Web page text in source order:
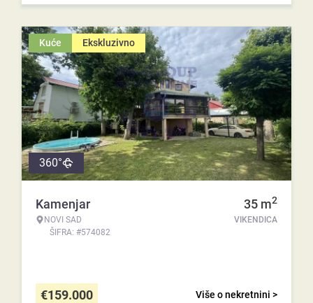
Kuće Ekskluzivno
360°
Kamenjar
NOVI SAD
ŠIFRA: #574082
35 m2
VIKENDICA
Više o nekretnini >
€159.000